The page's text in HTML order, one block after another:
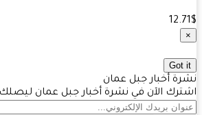
أخبار جبل عمان
الآن في نشرة أخبار جبل عمان ليصلك كل